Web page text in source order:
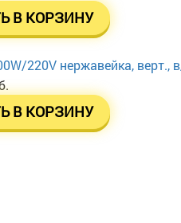
В КОРЗИНУ
220V нержавейка, верт.,
В КОРЗИНУ